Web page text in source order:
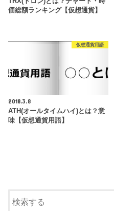
価総額ランキング【仮想通貨】
仮想通貨用語
2018.3.8
ATH(オールタイムハイ)とは？意
味【仮想通貨用語】